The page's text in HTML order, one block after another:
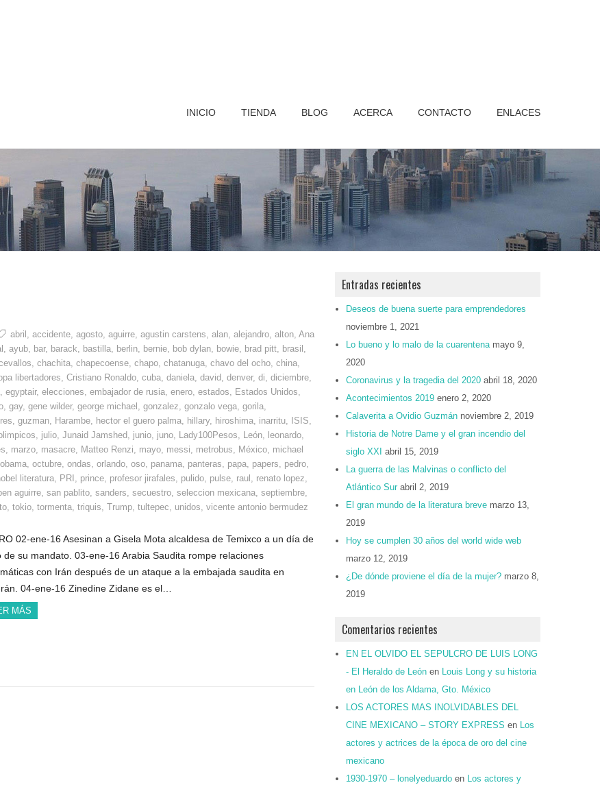
INICIO TIENDA BLOG ACERCA CONTACTO ENLACES
abril , accidente, agosto, aguirre, agustin carstens, alan, alejandro, alton, Ana
, ayub, bar, barack, bastilla, berlin, bernie, bob dylan, bowie, brad pitt, brasil ,
, chachita, chapecoense, chapo, chatanuga, chavo del ocho, china,
libertadores, Cristiano Ronaldo, cuba, daniela, david, denver, di, diciembre,
, egyptair, elecciones, embajador de rusia, enero, estados, Estados Unidos,
, gay, gene wilder, george michael , gonzalez, gonzalo vega, gorila,
, guzman, Harambe, hector el guero palma, hillary, hiroshima, inarritu, ISIS,
, julio, Junaid Jamshed, junio, juno, Lady100Pesos, León, leonardo,
, marzo, masacre, Matteo Renzi, mayo, messi, metrobus, México, michael
obama, octubre, ondas, orlando, oso, panama, panteras, papa, papers, pedro,
literatura, PRI , prince, profesor jirafales, pulido, pulse, raul , renato lopez,
aguirre, san pablito, sanders, secuestro, seleccion mexicana, septiembre,
, tokio, tormenta, triquis, Trump, tultepec, unidos, vicente antonio bermudez
02-ene-16 Asesinan a Gisela Mota alcaldesa de Temixco a un día de
de su mandato. 03-ene-16 Arabia Saudita rompe relaciones
con Irán después de un ataque a la embajada saudita en
04-ene-16 Zinedine Zidane es el…
MÁS
Entradas recientes
Deseos de buena suerte para emprendedores
noviembre 1, 2021
Lo bueno y lo malo de la cuarentena mayo 9,
2020
Coronavirus y la tragedia del 2020 abril 18, 2020
Acontecimientos 2019 enero 2, 2020
Calaverita a Ovidio Guzmán noviembre 2, 2019
Historia de Notre Dame y el gran incendio del
siglo XXI abril 15, 2019
La guerra de las Malvinas o conflicto del
Atlántico Sur abril 2, 2019
El gran mundo de la literatura breve marzo 13,
2019
Hoy se cumplen 30 años del world wide web
marzo 12, 2019
¿De dónde proviene el día de la mujer? marzo 8,
2019
Comentarios recientes
EN EL OLVIDO EL SEPULCRO DE LUIS LONG
- El Heraldo de León en Louis Long y su historia
en León de los Aldama, Gto. México
LOS ACTORES MAS INOLVIDABLES DEL
CINE MEXICANO – STORY EXPRESS en Los
actores y actrices de la época de oro del cine
mexicano
1930-1970 – lonelyeduardo en Los actores y